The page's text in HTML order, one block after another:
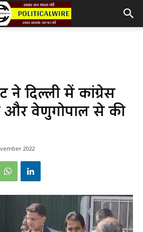
ने दिल्ली में कांग्रेस
और वेणुगोपाल से की
2022